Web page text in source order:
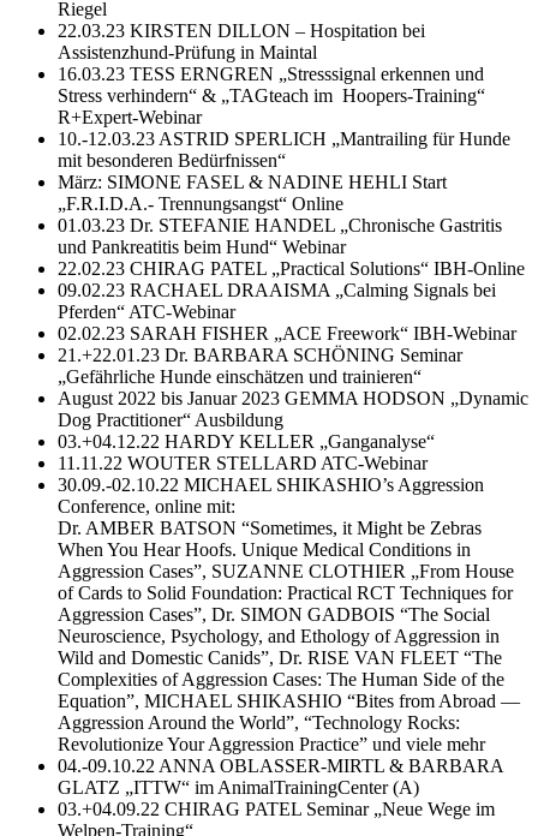
Riegel
22.03.23 KIRSTEN DILLON – Hospitation bei
Assistenzhund-Prüfung in Maintal
16.03.23 TESS ERNGREN „Stresssignal erkennen und
Stress verhindern“ & „TAGteach im Hoopers-Training“
R+Expert-Webinar
10.-12.03.23 ASTRID SPERLICH „Mantrailing für Hunde
mit besonderen Bedürfnissen“
März: SIMONE FASEL & NADINE HEHLI Start
„F.R.I.D.A.- Trennungsangst“ Online
01.03.23 Dr. STEFANIE HANDEL „Chronische Gastritis
und Pankreatitis beim Hund“ Webinar
22.02.23 CHIRAG PATEL „Practical Solutions“ IBH-Online
09.02.23 RACHAEL DRAAISMA „Calming Signals bei
Pferden“ ATC-Webinar
02.02.23 SARAH FISHER „ACE Freework“ IBH-Webinar
21.+22.01.23 Dr. BARBARA SCHÖNING Seminar
„Gefährliche Hunde einschätzen und trainieren“
August 2022 bis Januar 2023 GEMMA HODSON „Dynamic
Dog Practitioner“ Ausbildung
03.+04.12.22 HARDY KELLER „Ganganalyse“
11.11.22 WOUTER STELLARD ATC-Webinar
30.09.-02.10.22 MICHAEL SHIKASHIO’s Aggression
Conference, online mit:
Dr. AMBER BATSON “Sometimes, it Might be Zebras
When You Hear Hoofs. Unique Medical Conditions in
Aggression Cases”, SUZANNE CLOTHIER „From House
of Cards to Solid Foundation: Practical RCT Techniques for
Aggression Cases”, Dr. SIMON GADBOIS “The Social
Neuroscience, Psychology, and Ethology of Aggression in
Wild and Domestic Canids”, Dr. RISE VAN FLEET “The
Complexities of Aggression Cases: The Human Side of the
Equation”, MICHAEL SHIKASHIO “Bites from Abroad —
Aggression Around the World”, “Technology Rocks:
Revolutionize Your Aggression Practice” und viele mehr
04.-09.10.22 ANNA OBLASSER-MIRTL & BARBARA
GLATZ „ITTW“ im AnimalTrainingCenter (A)
03.+04.09.22 CHIRAG PATEL Seminar „Neue Wege im
Welpen-Training“